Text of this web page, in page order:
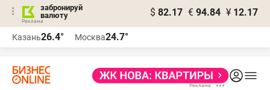
забронируй
валюту
$ 82.17 € 94.84 ¥ 12.17
Казань26.4° Москва24.7°